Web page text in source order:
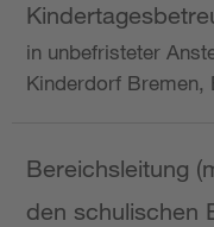
in unbefristeter
Kinderdorf Bremen,
Bereichsleitung
den schulischen